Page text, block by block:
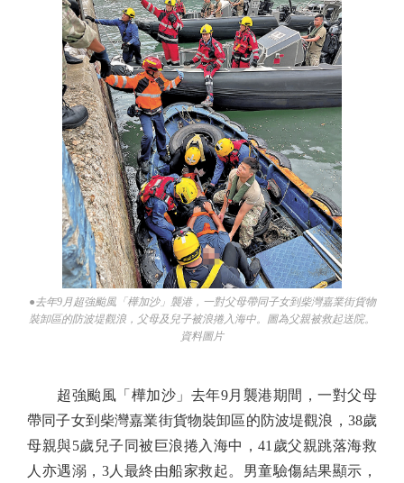
●去年9月超強颱風「樺加沙」襲港，一對父母帶同子女到柴灣嘉業街貨物
裝卸區的防波堤觀浪，父母及兒子被浪捲入海中。圖為父親被救起送院。
資料圖片
超強颱風「樺加沙」去年9月襲港期間，一對父母
帶同子女到柴灣嘉業街貨物裝卸區的防波堤觀浪，38歲
母親與5歲兒子同被巨浪捲入海中，41歲父親跳落海救
人亦遇溺，3人最終由船家救起。男童驗傷結果顯示，